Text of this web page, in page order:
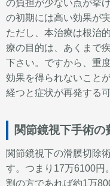
の負担が少ない点が挙
の初期には高い効果が
ただし、本治療は根治
療の目的は、あくまで
下さい。ですから、重
効果を得られないこと
経つと症状が再発する
関節鏡視下手術の
関節鏡視下の滑膜切除
す。つまり17万6100円
割の方であれば約1万